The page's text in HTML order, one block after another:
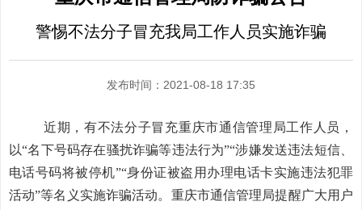
警惕不法分子冒充我局工作人员实施诈骗
发布时间：2021-08-18 17:35
近期，有不法分子冒充重庆市通信管理局工作人员，
以“名下号码存在骚扰诈骗等违法行为”“涉嫌发送违法短信、
电话号码将被停机”“身份证被盗用办理电话卡实施违法犯罪
活动”等名义实施诈骗活动。重庆市通信管理局提醒广大用户